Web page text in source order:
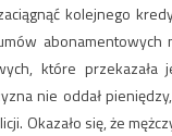
kolejnego
abonamentowych
które przekazała
nie oddał
Okazało się, że